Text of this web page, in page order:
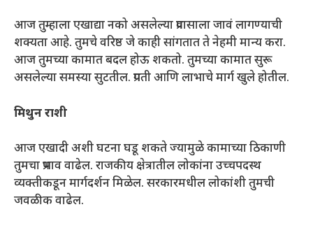
आज तुम्हाला एखाद्या नको असलेल्या प्रवासाला जावं लागण्याची
शक्यता आहे. तुमचे वरिष्ठ जे काही सांगतात ते नेहमी मान्य करा.
आज तुमच्या कामात बदल होऊ शकतो. तुमच्या कामात सुरू
असलेल्या समस्या सुटतील. प्रगती आणि लाभाचे मार्ग खुले होतील.
मिथुन राशी
आज एखादी अशी घटना घडू शकते ज्यामुळे कामाच्या ठिकाणी
तुमचा प्रभाव वाढेल. राजकीय क्षेत्रातील लोकांना उच्चपदस्थ
व्यक्तीकडून मार्गदर्शन मिळेल. सरकारमधील लोकांशी तुमची
जवळीक वाढेल.